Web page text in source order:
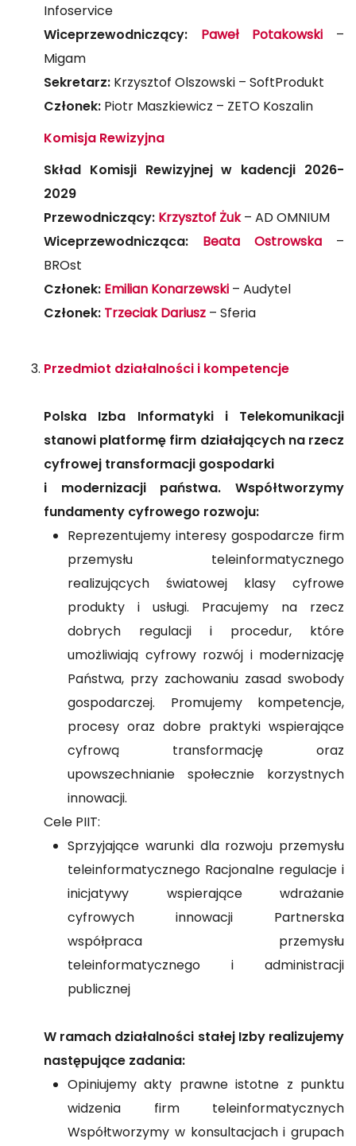
Infoservice
Wiceprzewodniczący:
Paweł Potakowski –
Migam
Sekretarz:Krzysztof Olszowski – SoftProdukt
Członek:Piotr Maszkiewicz – ZETO Koszalin
Komisja Rewizyjna
Skład Komisji Rewizyjnej w kadencji 2026-
2029
Przewodniczący:Krzysztof Żuk– AD OMNIUM
Wiceprzewodnicząca:
Beata Ostrowska –
BROst
Członek:Emilian Konarzewski– Audytel
Członek:Trzeciak Dariusz– Sferia
Przedmiot działalności i kompetencje
Polska Izba Informatyki i Telekomunikacji
stanowi platformę firm działających na rzecz
cyfrowej transformacji gospodarki
i modernizacji państwa. Współtworzymy
fundamenty cyfrowego rozwoju:
Reprezentujemy interesy gospodarcze firm
przemysłu teleinformatycznego
realizujących światowej klasy cyfrowe
produkty i usługi. Pracujemy na rzecz
dobrych regulacji i procedur, które
umożliwiają cyfrowy rozwój i modernizację
Państwa, przy zachowaniu zasad swobody
gospodarczej. Promujemy kompetencje,
procesy oraz dobre praktyki wspierające
cyfrową transformację oraz
upowszechnianie społecznie korzystnych
innowacji.
Cele PIIT:
Sprzyjające warunki dla rozwoju przemysłu
teleinformatycznego Racjonalne regulacje i
inicjatywy wspierające wdrażanie
cyfrowych innowacji Partnerska
współpraca przemysłu
teleinformatycznego i administracji
publicznej
W ramach działalności stałej Izby realizujemy
następujące zadania:
Opiniujemy akty prawne istotne z punktu
widzenia firm teleinformatycznych
Współtworzymy w konsultacjach i grupach